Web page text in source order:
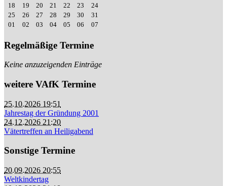
18
19 20 21 22 23
24
25
26 27 28 29 30
31
01
02 03 04 05 06 07
Regelmäßige Termine
Keine anzuzeigenden Einträge
weitere VAfK Termine
25.10.2026 19:51
Jahrestag der Gründung 2001
24.12.2026 21:20
Vätertreffen an Heiligabend
Sonstige Termine
20.09.2026 20:55
Weltkindertag